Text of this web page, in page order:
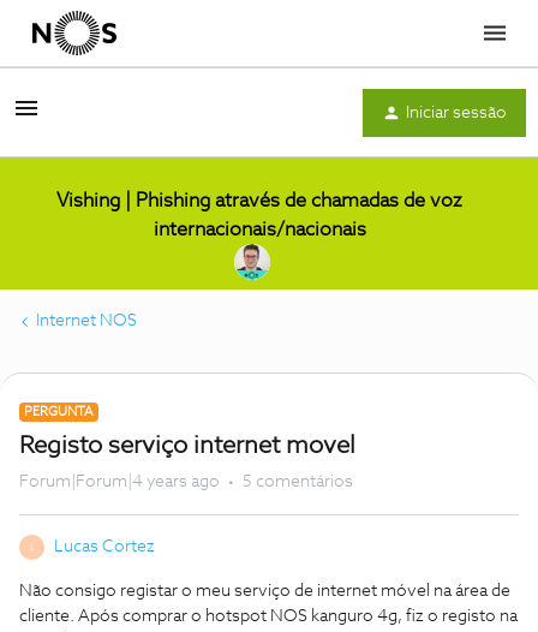
Menu
Iniciar sessão
Vishing | Phishing através de chamadas de voz
internacionais/nacionais
Internet NOS
PERGUNTA
Registo serviço internet movel
Forum|Forum|4 years ago 5 comentários
Lucas Cortez
Não consigo registar o meu serviço de internet móvel na área de
cliente. Após comprar o hotspot NOS kanguro 4g, fiz o registo na